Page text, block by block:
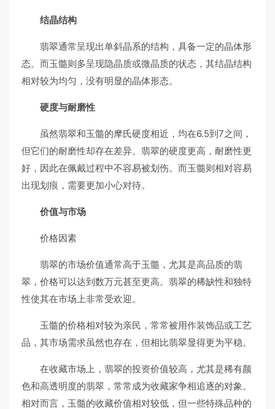
结晶结构
翡翠通常呈现出单斜晶系的结构，具备一定的晶体形
态。而玉髓则多呈现隐晶质或微晶质的状态，其结晶结构
相对较为均匀，没有明显的晶体形态。
硬度与耐磨性
虽然翡翠和玉髓的摩氏硬度相近，均在6.5到7之间，
但它们的耐磨性却存在差异。翡翠的硬度更高，耐磨性更
好，因此在佩戴过程中不容易被划伤。而玉髓则相对容易
出现划痕，需要更加小心对待。
价值与市场
价格因素
翡翠的市场价值通常高于玉髓，尤其是高品质的翡
翠，价格可以达到数万元甚至更高。翡翠的稀缺性和独特
性使其在市场上非常受欢迎。
玉髓的价格相对较为亲民，常常被用作装饰品或工艺
品，其市场需求虽然也存在，但相比翡翠显得更为平稳。
在收藏市场上，翡翠的投资价值较高，尤其是稀有颜
色和高透明度的翡翠，常常成为收藏家争相追逐的对象。
相对而言，玉髓的收藏价值相对较低，但一些特殊品种的